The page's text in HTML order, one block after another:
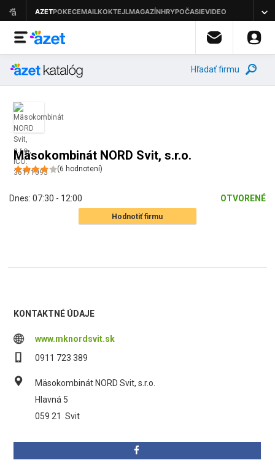
Hľadať firmu
Mäsokombinát NORD Svit, s.r.o.
(6 hodnotení)
Dnes: 07:30 - 12:00 OTVORENÉ
Hodnotiť firmu
KONTAKTNÉ ÚDAJE
www.mknordsvit.sk
0911 723 389
Mäsokombinát NORD Svit, s.r.o.
Hlavná 5
059 21 Svit